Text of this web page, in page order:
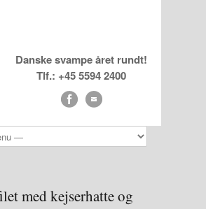
Danske svampe året rundt!
Tlf.: +45 5594 2400
med kejserhatte og